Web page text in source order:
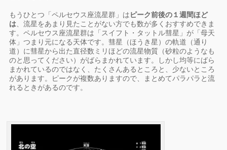
もうひとつ「ペルセウス座流星群」はピーク前後の１週間ほど
は 、流星をあまり見たことがない方でも数が多くおすすめできま
す。ペルセウス座流星群は「スイフト・タットル彗星」が「母天
体」つまり元になる天体です。彗星（ほうき星）の軌道（通り
道）に彗星から出た直径数ミリほどの流星物質（砂粒のようなも
のと思ってください）がばらまかれています。しかし均等にばら
まかれているのではなく、たくさんあるところと、少ないところ
があります。ピークが複数ありますので、まとめてパラパラと流
れるときがあるのです。